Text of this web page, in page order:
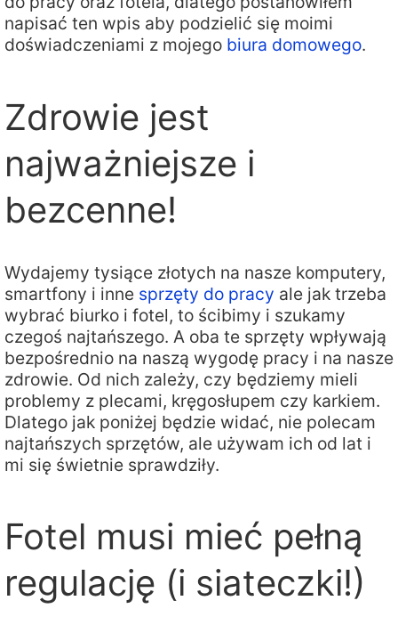
napisać ten wpis aby podzielić się moimi
doświadczeniami z mojego biura domowego.
Zdrowie jest
najważniejsze i
bezcenne!
Wydajemy tysiące złotych na nasze komputery,
smartfony i inne sprzęty do pracy ale jak trzeba
wybrać biurko i fotel, to ścibimy i szukamy
czegoś najtańszego. A oba te sprzęty wpływają
bezpośrednio na naszą wygodę pracy i na nasze
zdrowie. Od nich zależy, czy będziemy mieli
problemy z plecami, kręgosłupem czy karkiem.
Dlatego jak poniżej będzie widać, nie polecam
najtańszych sprzętów, ale używam ich od lat i
mi się świetnie sprawdziły.
Fotel musi mieć pełną
regulację (i siateczki!)